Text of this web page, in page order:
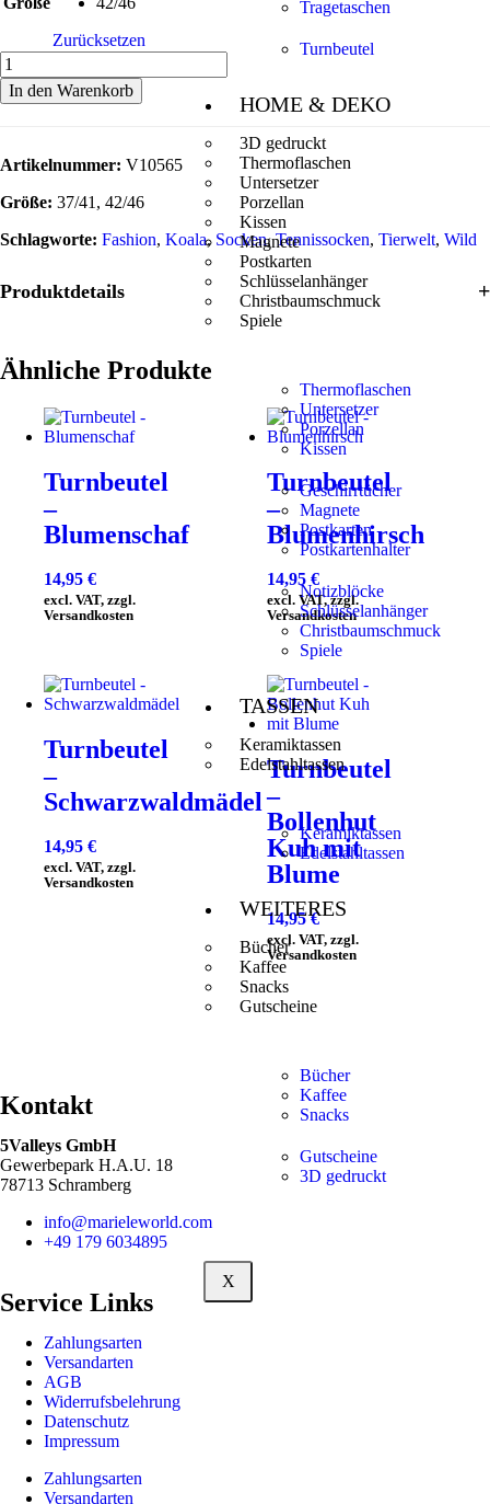
Tragetaschen
Turnbeutel
HOME & DEKO
3D gedruckt
Thermoflaschen
Untersetzer
Porzellan
Kissen
Magnete
Postkarten
Schlüsselanhänger
Christbaumschmuck
Spiele
Thermoflaschen
Untersetzer
Porzellan
Kissen
Geschirrtücher
Magnete
Postkarten
Postkartenhalter
Notizblöcke
Schlüsselanhänger
Christbaumschmuck
Spiele
TASSEN
Keramiktassen
Edelstahltassen
Keramiktassen
Edelstahltassen
WEITERES
Bücher
Kaffee
Snacks
Gutscheine
Bücher
Kaffee
Snacks
Gutscheine
3D gedruckt
X
Zurücksetzen
In den Warenkorb
Artikelnummer: V10565
Größe: 37/41, 42/46
Schlagworte: Fashion, Koala, Socken,Tennissocken, Tierwelt, Wild
Produktdetails
Ähnliche Produkte
Turnbeutel
–
Blumenschaf
14,95 €
excl. VAT, zzgl.
Versandkosten
Turnbeutel
–
Blumenhirsch
14,95 €
excl. VAT, zzgl.
Versandkosten
Turnbeutel
–
Schwarzwaldmädel
14,95 €
excl. VAT, zzgl.
Versandkosten
Turnbeutel
–
Bollenhut
Kuh mit
Blume
14,95€
excl. VAT, zzgl.
Versandkosten
Kontakt
5Valleys GmbH
Gewerbepark H.A.U. 18
78713 Schramberg
info@marieleworld.com
+49 179 6034895
Service Links
Zahlungsarten
Versandarten
AGB
Widerrufsbelehrung
Datenschutz
Impressum
Zahlungsarten
Versandarten